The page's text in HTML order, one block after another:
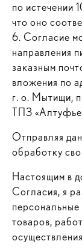
по истечении
что оно
6. Согласие
направления
заказным
вложения по
г. о. Мытищи,
ТПЗ
Отправляя
обработку
Настоящим в
Согласия, я
товаров,